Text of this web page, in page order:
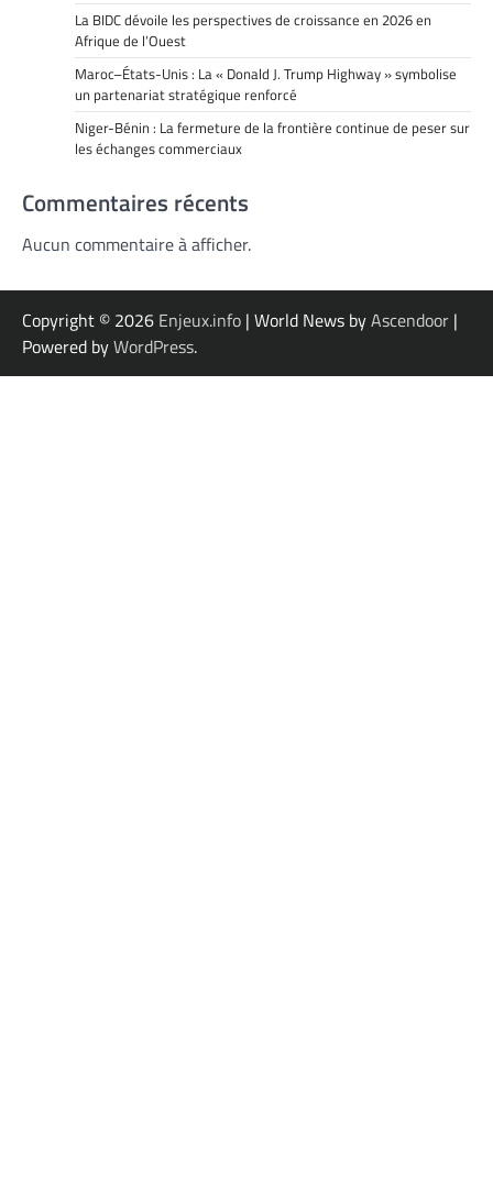
La BIDC dévoile les perspectives de croissance en 2026 en
Afrique de l’Ouest
Maroc–États-Unis : La « Donald J. Trump Highway » symbolise
un partenariat stratégique renforcé
Niger-Bénin : La fermeture de la frontière continue de peser sur
les échanges commerciaux
Commentaires récents
Aucun commentaire à afficher.
Copyright © 2026 Enjeux.info | World News byAscendoor |
Powered byWordPress.